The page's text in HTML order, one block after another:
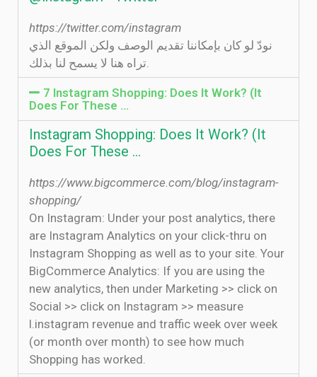
https://twitter.com/instagram
نودّ لو كان بإمكاننا تقديم الوصف ولكن الموقع الذي
تراه هنا لا يسمح لنا بذلك.
7 Instagram Shopping: Does It Work? (It
Does For These …
Instagram Shopping: Does It Work? (It
Does For These …
https://www.bigcommerce.com/blog/instagram-
shopping/
On Instagram: Under your post analytics, there
are Instagram Analytics on your click-thru on
Instagram Shopping as well as to your site. Your
BigCommerce Analytics: If you are using the
new analytics, then under Marketing >> click on
Social >> click on Instagram >> measure
l.instagram revenue and traffic week over week
(or month over month) to see how much
Shopping has worked.